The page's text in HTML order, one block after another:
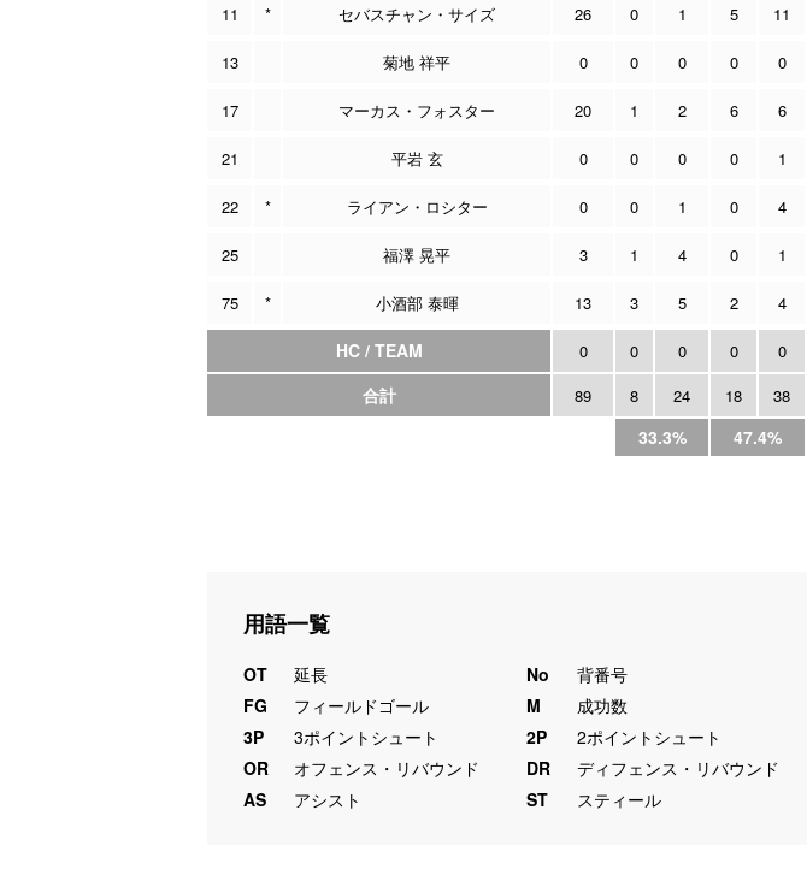
11 * セバスチャン・サイズ 26 0 1 5 11
13 菊地 祥平 0 0 0 0 0
17 マーカス・フォスター 20 1 2 6 6
21 平岩 玄 0 0 0 0 1
22 * ライアン・ロシター 0 0 1 0 4
25 福澤 晃平 3 1 4 0 1
75 * 小酒部 泰暉 13 3 5 2 4
HC / TEAM 0 0 0 0 0
合計 89 8 24 18 38
33.3% 47.4%
用語一覧
OT 延長 No 背番号
FG
フィールドゴール M 成功数
3P
3ポイントシュート 2P 2ポイントシュート
OR
オフェンス・リバウンド DR ディフェンス・リバウンド
AS
アシスト ST スティール